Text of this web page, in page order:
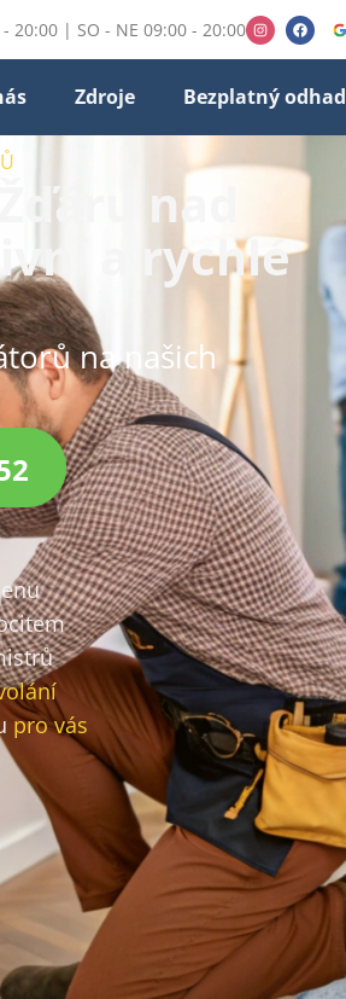
- 20:00 | SO - NE 09:00 - 20:00
Zdroje Bezplatný odhad
nad
a rychlé
na našich
pro vás